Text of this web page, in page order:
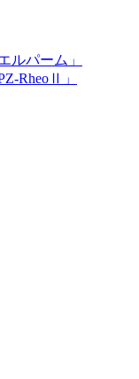
ルパーム」
RheoⅡ」